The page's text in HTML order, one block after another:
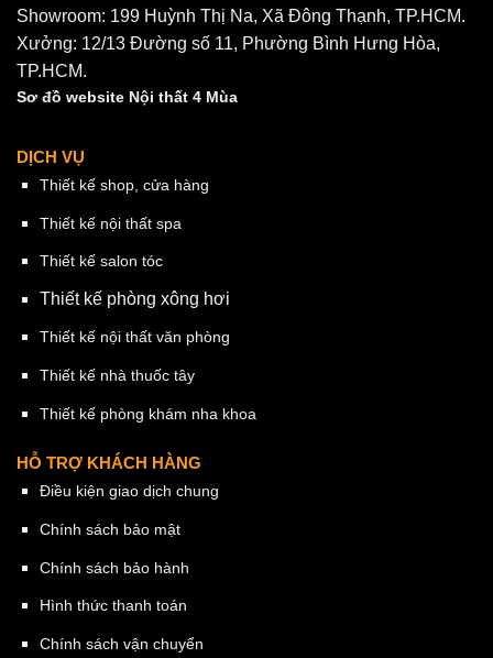
Showroom: 199 Huỳnh Thị Na, Xã Đông Thạnh, TP.HCM.
Xưởng: 12/13 Đường số 11, Phường Bình Hưng Hòa,
TP.HCM.
Sơ đồ website Nội thất 4 Mùa
DỊCH VỤ
Thiết kế shop, cửa hàng
Thiết kế nội thất spa
Thiết kế salon tóc
Thiết kế phòng xông hơi
Thiết kế nội thất văn phòng
Thiết kế nhà thuốc tây
Thiết kế phòng khám nha khoa
HỖ TRỢ KHÁCH HÀNG
Điều kiện giao dịch chung
Chính sách bảo mật
Chính sách bảo hành
Hình thức thanh toán
Chính sách vận chuyển